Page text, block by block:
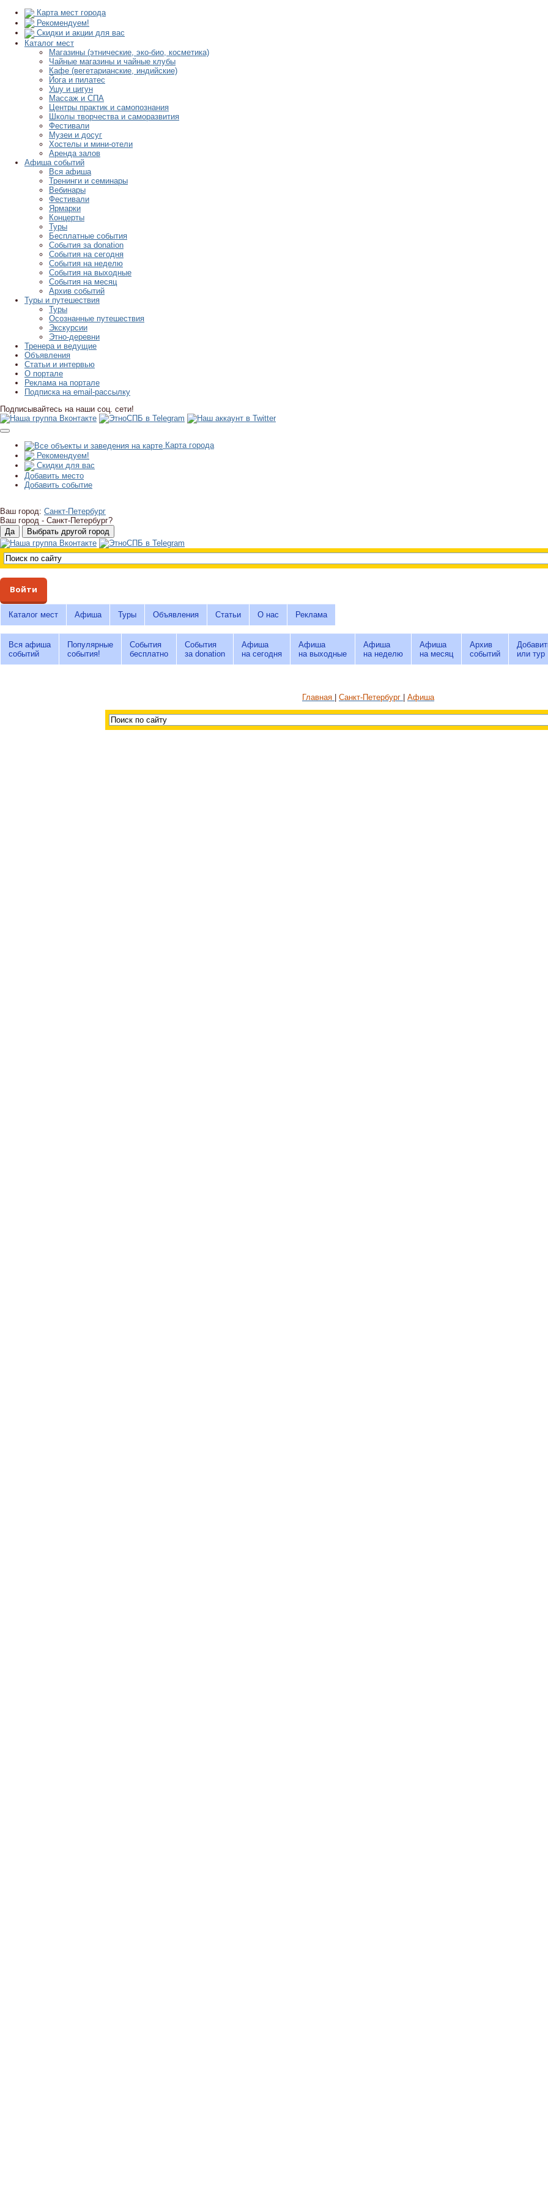
Карта мест города
Рекомендуем!
Скидки и акции для вас
Каталог мест
Магазины (этнические, эко-био, косметика)
Чайные магазины и чайные клубы
Кафе (вегетарианские, индийские)
Йога и пилатес
Ушу и цигун
Массаж и СПА
Центры практик и самопознания
Школы творчества и саморазвития
Фестивали
Музеи и досуг
Хостелы и мини-отели
Аренда залов
Афиша событий
Вся афиша
Тренинги и семинары
Вебинары
Фестивали
Ярмарки
Концерты
Туры
Бесплатные события
События за donation
События на сегодня
События на неделю
События на выходные
События на месяц
Архив событий
Туры и путешествия
Туры
Осознанные путешествия
Экскурсии
Этно-деревни
Тренера и ведущие
Объявления
Статьи и интервью
О портале
Реклама на портале
Подписка на email-рассылку
Подписывайтесь на наши соц. сети!
Карта города
Рекомендуем!
Скидки для вас
Добавить место
Добавить событие
Ваш город: Санкт-Петербург
Ваш город - Санкт-Петербург?
Войти
Каталог мест Афиша Туры Объявления Статьи О нас Реклама
Вся афиша
событий
Популярные
события!
События
бесплатно
События
за donation
Афиша
на сегодня
Афиша
на выходные
Афиша
на неделю
Афиша
на месяц
Архив
событий
или тур
Главная Санкт-Петербург Афиша